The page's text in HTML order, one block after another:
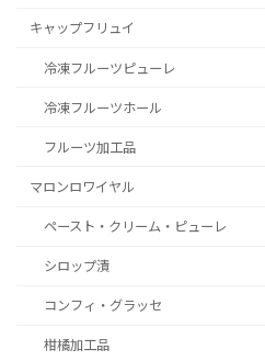
キャップフリュイ
冷凍フルーツピューレ
冷凍フルーツホール
フルーツ加工品
マロンロワイヤル
ペースト・クリーム・ピューレ
シロップ漬
コンフィ・グラッセ
柑橘加工品